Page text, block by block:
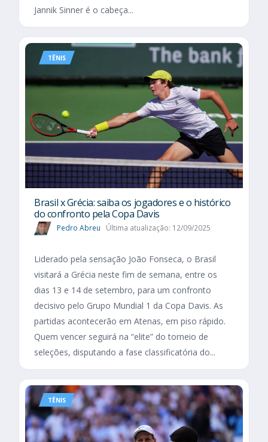
Jannik Sinner é o cabeça...
TÊNIS
Brasil x Grécia: saiba os jogadores e o histórico
do confronto pela Copa Davis
Pedro Abreu Última atualização: 12/09/2025
Liderado pela sensação João Fonseca, o Brasil
visitará a Grécia neste fim de semana, entre os
dias 13 e 14 de setembro, para um confronto
decisivo pelo Grupo Mundial 1 da Copa Davis. As
partidas acontecerão em Atenas, em piso rápido.
Quem vencer seguirá na “elite” do torneio de
seleções, disputando a fase classificatória do...
TÊNIS